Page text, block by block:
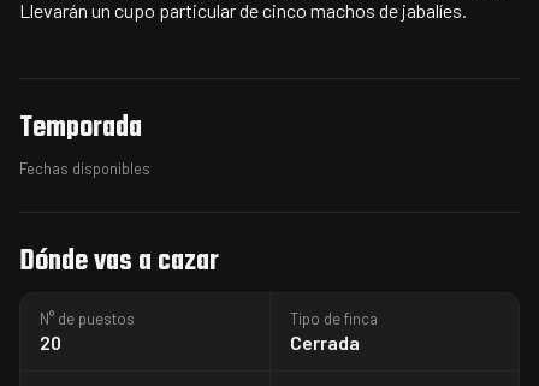
Llevarán un cupo particular de cinco machos de jabalíes.
Temporada
Fechas disponibles
Dónde vas a cazar
N° de puestos
20
Tipo de finca
Cerrada